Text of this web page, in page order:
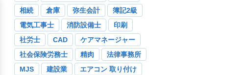
相続
倉庫 弥生会計
簿記2級
電気工事士
消防設備士
印刷
社労士
CAD
ケアマネージャー
社会保険労務士
精肉
法律事務所
MJS
建設業
エアコン 取り付け